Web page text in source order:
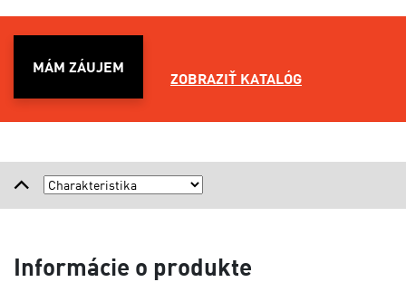
MÁM ZÁUJEM
ZOBRAZIŤ KATALÓG
Informácie o produkte